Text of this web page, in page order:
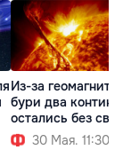
Из-за
бури два
остались без
30 Мая. 11:30